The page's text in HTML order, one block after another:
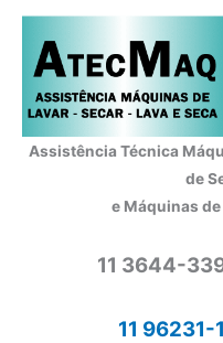
Assistência Técnica
de
e Máquinas de
11 3644-
11